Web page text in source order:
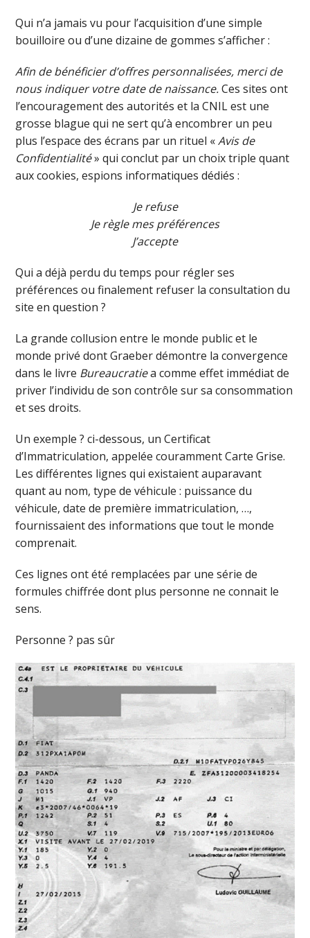
Qui n’a jamais vu pour l’acquisition d’une simple
bouilloire ou d’une dizaine de gommes s’afficher :
Afin de bénéficier d’offres personnalisées, merci de
nous indiquer votre date de naissance.Ces sites ont
l’encouragement des autorités et la CNIL est une
grosse blague qui ne sert qu’à encombrer un peu
plus l’espace des écrans par un rituel «Avis de
Confidentialité» qui conclut par un choix triple quant
aux cookies, espions informatiques dédiés :
Je refuse
Je règle mes préférences
J’accepte
Qui a déjà perdu du temps pour régler ses
préférences ou finalement refuser la consultation du
site en question ?
La grande collusion entre le monde public et le
monde privé dont Graeber démontre la convergence
dans le livre Bureaucratiea comme effet immédiat de
priver l’individu de son contrôle sur sa consommation
et ses droits.
Un exemple ? ci-dessous, un Certificat
d’Immatriculation, appelée couramment Carte Grise.
Les différentes lignes qui existaient auparavant
quant au nom, type de véhicule : puissance du
véhicule, date de première immatriculation, …,
fournissaient des informations que tout le monde
comprenait.
Ces lignes ont été remplacées par une série de
formules chiffrée dont plus personne ne connait le
sens.
Personne ? pas sûr